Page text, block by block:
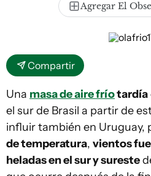
Agregar El
Compartir
Una masa de aire fríotardía
el sur de Brasil a partir de
influir también en Uruguay,
de temperatura, vientos
heladas en el sur y sureste